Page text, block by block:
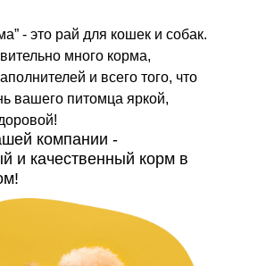
- это рай для кошек и собак.
много корма,
и всего того, что
вашего питомца яркой,
компании -
и качественный корм в